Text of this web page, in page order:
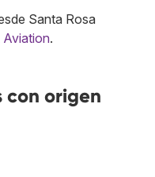
Santa Rosa
Aviation.
con origen